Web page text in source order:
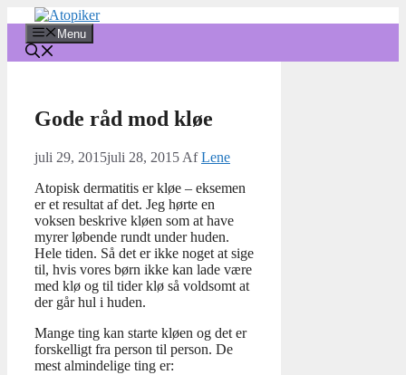
indhold
Menu
Gode råd mod kløe
juli 29, 2015juli 28, 2015 AfLene
Atopisk dermatitis er kløe – eksemen
er et resultat af det. Jeg hørte en
voksen beskrive kløen som at have
myrer løbende rundt under huden.
Hele tiden. Så det er ikke noget at sige
til, hvis vores børn ikke kan lade være
med klø og til tider klø så voldsomt at
der går hul i huden.
Mange ting kan starte kløen og det er
forskelligt fra person til person. De
mest almindelige ting er: